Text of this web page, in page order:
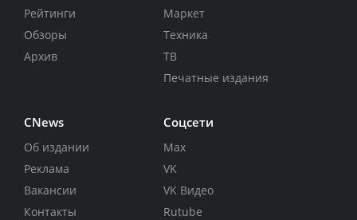
Рейтинги
Обзоры
Архив
Маркет
Техника
ТВ
Печатные издания
CNews
Об издании
Реклама
Вакансии
Контакты
Соцсети
Max
VK
VK Видео
Rutube